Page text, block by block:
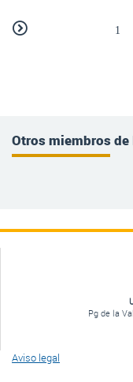
1
Otros miembros de
Pg de la
Aviso legal